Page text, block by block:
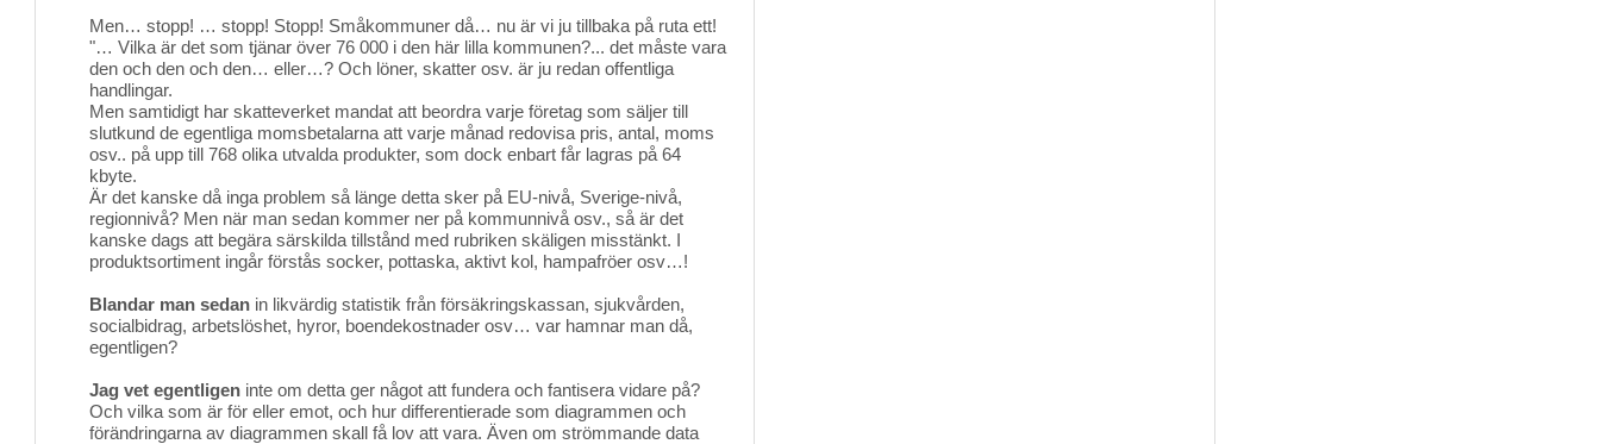
Men… stopp! … stopp! Stopp! Småkommuner då… nu är vi ju tillbaka på ruta ett!
"… Vilka är det som tjänar över 76 000 i den här lilla kommunen?... det måste vara
den och den och den… eller…? Och löner, skatter osv. är ju redan offentliga
handlingar.
Men samtidigt har skatteverket mandat att beordra varje företag som säljer till
slutkund de egentliga momsbetalarna att varje månad redovisa pris, antal, moms
osv.. på upp till 768 olika utvalda produkter, som dock enbart får lagras på 64
kbyte.
Är det kanske då inga problem så länge detta sker på EU-nivå, Sverige-nivå,
regionnivå? Men när man sedan kommer ner på kommunnivå osv., så är det
kanske dags att begära särskilda tillstånd med rubriken skäligen misstänkt. I
produktsortiment ingår förstås socker, pottaska, aktivt kol, hampafröer osv…!
Blandar man sedan in likvärdig statistik från försäkringskassan, sjukvården,
socialbidrag, arbetslöshet, hyror, boendekostnader osv… var hamnar man då,
egentligen?
Jag vet egentligen inte om detta ger något att fundera och fantisera vidare på?
Och vilka som är för eller emot, och hur differentierade som diagrammen och
förändringarna av diagrammen skall få lov att vara. Även om strömmande data